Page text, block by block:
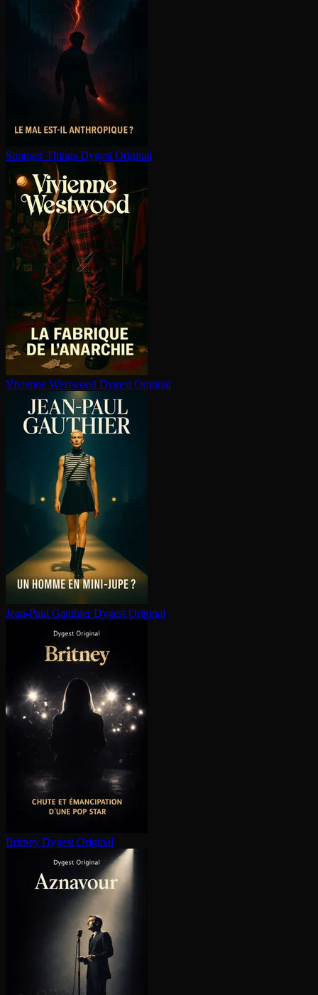
Stranger Things Dygest Original
Vivienne Westwood Dygest Original
Jean-Paul Gauthier Dygest Original
Britney Dygest Original